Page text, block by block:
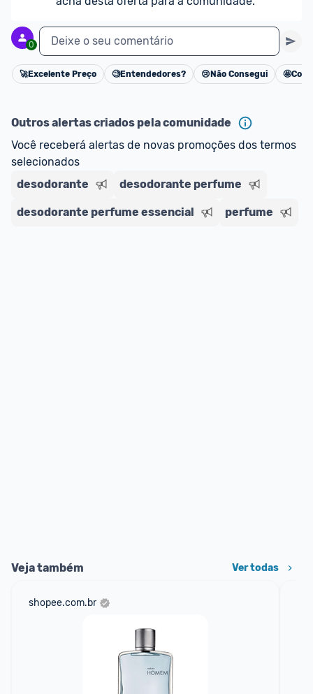
0 Deixe o seu comentário
Cancelar
🚀Excelente Preço 🧐Entendedores? 😢 Não Consegui 🤩
Outros alertas criados pela comunidade
Você receberá alertas de novas promoções dos termos
selecionados
desodorante
desodorante perfume
desodorante perfume essencial perfume
Veja também Ver todas
shopee.com.br